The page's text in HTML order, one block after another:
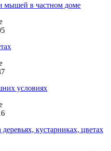
мышей в частном доме
условиях
кустарниках, цветах